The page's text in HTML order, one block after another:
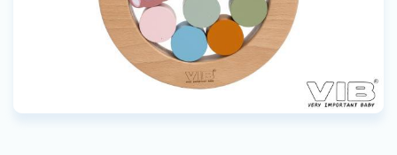
Trouvez votre
revendeur VIB®
Devenir un revendeur